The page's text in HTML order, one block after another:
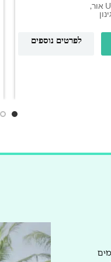
פוליקרבונט UV 90% אור,
לפרטים נוספים